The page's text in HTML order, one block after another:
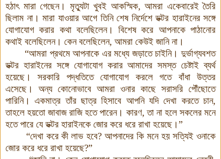
হঠাৎ মারা গেছেন। মৃত্যুটা খুবই আকস্মিক, আমরা একেবারেই তৈরি
ছিলাম না। মারা যাওয়ার আগে তিনি শেষ নির্দেশে ডক্টর হারাইনের সঙ্গে
যোগাযোগ করার কথা বলেছিলেন।
বিশেষ করে আপনাকে পাঠানোর
কথাই বলেছিলেন। কেন বলেছিলেন, আমরা কেউই জানি না ।
“আমরা প্রথমে আপনাকে এর মধ্যে জড়াতে চাইনি। দুর্ভাগ্যবশত
ডক্টর হারাইনের সঙ্গে যোগাযোগ করার আমাদের সমস্ত চেষ্টাই ব্যর্থ
হয়েছে ।
সরকারি পদ্ধতিতে যোগাযোগ করলে গতে বাঁধা উত্তর
এসেছে ।
অন্য কোনোভাবে আমরা ওনার কাছে সরাসরি পৌঁছোতে
পারিনি। একমাত্র তাঁর ছাত্র হিসাবে আপনি যদি দেখা করতে চান,
তাহলে হয়তো জাবাজ রাজি হতে পারেন। কারণ, তা না হলে সকলের মনে
হতে পারে যে ডক্টর হারাইনকে জোর করে ধরে রাখা হয়েছে ।”
“দেখা করে কী লাভ হবে?আপনাদের কি মনে হয় সত্যিই ওনাকে
জোর করে ধরে রাখা হয়েছে?”